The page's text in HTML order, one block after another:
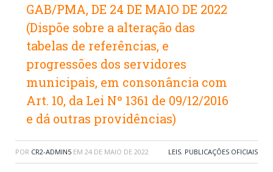
GAB/PMA, DE 24 DE MAIO DE 2022
(Dispõe sobre a alteração das
tabelas de referências, e
progressões dos servidores
municipais, em consonância com
Art. 10, da Lei Nº 1361 de 09/12/2016
e dá outras providências)
POR CR2-ADMIN5 EM 24 DE MAIO DE 2022 LEIS, PUBLICAÇÕES OFICIAIS